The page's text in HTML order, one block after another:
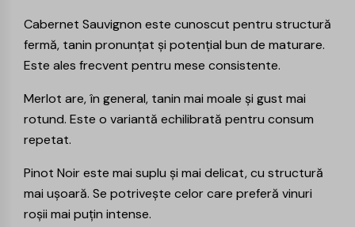
Cabernet Sauvignon este cunoscut pentru structură
fermă, tanin pronunțat și potențial bun de maturare.
Este ales frecvent pentru mese consistente.
Merlot are, în general, tanin mai moale și gust mai
rotund. Este o variantă echilibrată pentru consum
repetat.
Pinot Noireste mai suplu și mai delicat, cu structură
mai ușoară. Se potrivește celor care preferă vinuri
roșii mai puțin intense.